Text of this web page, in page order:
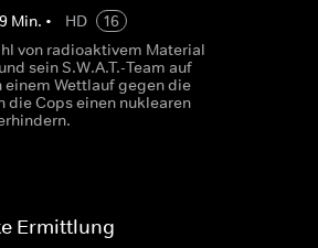
Min. • HD
16
von radioaktivem Material
sein S.W.A.T.-Team auf
einem Wettlauf gegen die
die Cops einen nuklearen
Ermittlung